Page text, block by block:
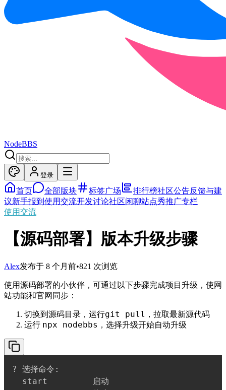
NodeBBS
登录
首页 全部版块 标签广场 排行榜社区公告反馈与建
议新手报到 使用交流开发讨论社区闲聊站点秀推广专栏
使用交流
【源码部署】版本升级步骤
Alex发布于 8 个月前•821 次浏览
使用源码部署的小伙伴，可通过以下步骤完成项目升级，使网
站功能和官网同步：
切换到源码目录，运行git pull ，拉取最新源代码
运行 npx nodebbs ，选择升级开始自动升级